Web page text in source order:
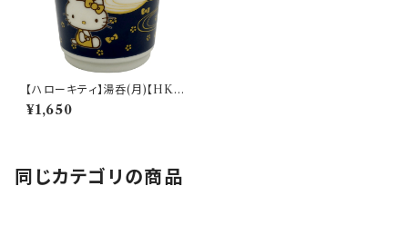
【ハローキティ】湯呑(月)【HK18
0】HK183-327
¥1,650
同じカテゴリの商品